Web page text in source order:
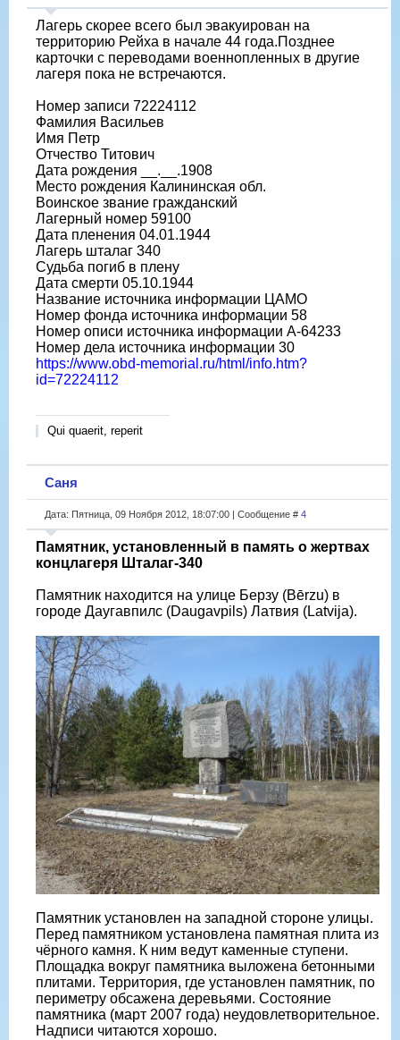
Лагерь скорее всего был эвакуирован на
территорию Рейха в начале 44 года.Позднее
карточки с переводами военнопленных в другие
лагеря пока не встречаются.
Номер записи 72224112
Фамилия Васильев
Имя Петр
Отчество Титович
Дата рождения __.__.1908
Место рождения Калининская обл.
Воинское звание гражданский
Лагерный номер 59100
Дата пленения 04.01.1944
Лагерь шталаг 340
Судьба погиб в плену
Дата смерти 05.10.1944
Название источника информации ЦАМО
Номер фонда источника информации 58
Номер описи источника информации A-64233
Номер дела источника информации 30
https://www.obd-memorial.ru/html/info.htm?
id=72224112
Qui quaerit, reperit
Саня
Дата: Пятница, 09 Ноября 2012, 18:07:00 | Сообщение # 4
Памятник, установленный в память о жертвах
концлагеря Шталаг-340
Памятник находится на улице Берзу (Bērzu) в
городе Даугавпилс (Daugavpils) Латвия (Latvija).
Памятник установлен на западной стороне улицы.
Перед памятником установлена памятная плита из
чёрного камня. К ним ведут каменные ступени.
Площадка вокруг памятника выложена бетонными
плитами. Территория, где установлен памятник, по
периметру обсажена деревьями. Состояние
памятника (март 2007 года) неудовлетворительное.
Надписи читаются хорошо.